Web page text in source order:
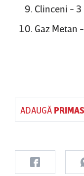
Clinceni -
Gaz Metan
ADAUGĂ